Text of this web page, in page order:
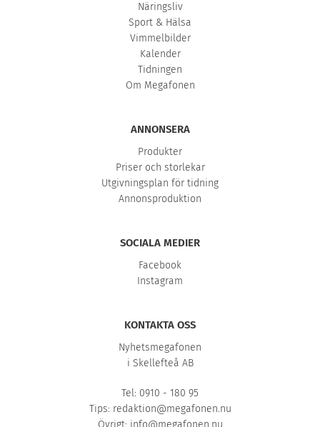
Näringsliv
Sport & Hälsa
Vimmelbilder
Kalender
Tidningen
Om Megafonen
ANNONSERA
Produkter
Priser och storlekar
Utgivningsplan för tidning
Annonsproduktion
SOCIALA MEDIER
Facebook
Instagram
KONTAKTA OSS
Nyhetsmegafonen
i Skellefteå AB
Tel: 0910 - 180 95
Tips: redaktion@megafonen.nu